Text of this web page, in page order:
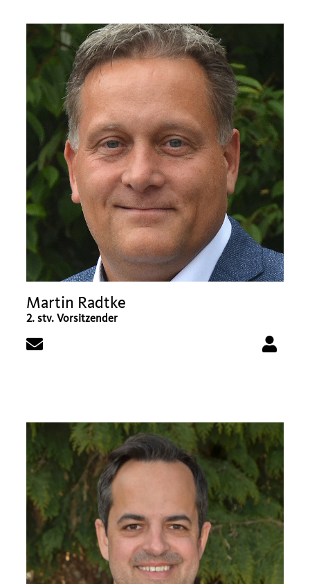
Martin Radtke
2. stv. Vorsitzender